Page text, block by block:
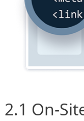
2.1 On-